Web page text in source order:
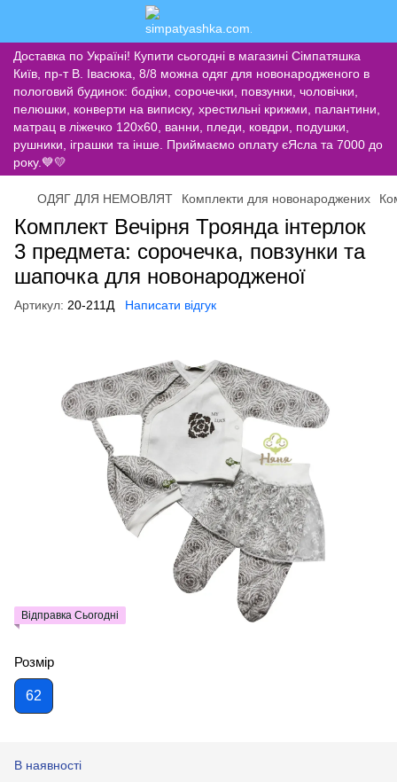
Доставка по Україні! Купити сьогодні в магазині Сімпатяшка
Київ, пр-т В. Івасюка, 8/8 можна одяг для новонародженого в
пологовий будинок: бодіки, сорочечки, повзунки, чоловічки,
пелюшки, конверти на виписку, хрестильні крижми, палантини,
матрац в ліжечко 120х60, ванни, пледи, ковдри, подушки,
рушники, іграшки та інше. Приймаємо оплату єЯсла та 7000 до
року.💙💛
ОДЯГ ДЛЯ НЕМОВЛЯТ Комплекти для новонароджених
Комплект Вечірня Троянда інтерлок
3 предмета: сорочечка, повзунки та
шапочка для новонародженої
Артикул: 20-211Д Написати відгук
Відправка Сьогодні
Розмір
62
В наявності